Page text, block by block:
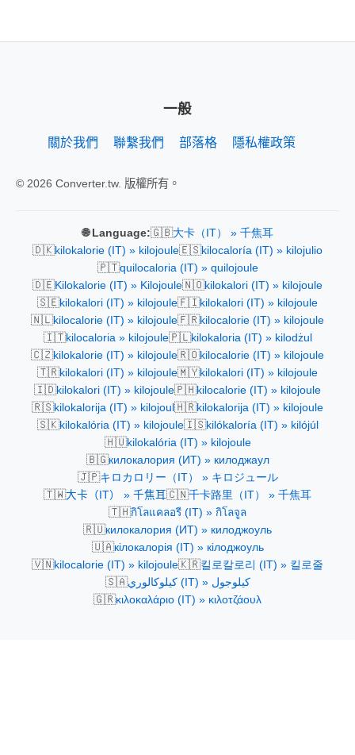
一般
關於我們 聯繫我們 部落格 隱私權政策
© 2026 Converter.tw. 版權所有。
🌐 Language:🇬🇧大卡（IT） » 千焦耳
🇩🇰kilokalorie (IT) » kilojoule🇪🇸kilocaloría (IT) » kilojulio
🇵🇹quilocaloria (IT) » quilojoule
🇩🇪Kilokalorie (IT) » Kilojoule🇳🇴kilokalori (IT) » kilojoule
🇸🇪kilokalori (IT) » kilojoule🇫🇮kilokalori (IT) » kilojoule
🇳🇱kilocalorie (IT) » kilojoule🇫🇷kilocalorie (IT) » kilojoule
🇮🇹kilocaloria » kilojoule🇵🇱kilokaloria (IT) » kilodżul
🇨🇿kilokalorie (IT) » kilojoule🇷🇴kilocalorie (IT) » kilojoule
🇹🇷kilokalori (IT) » kilojoule🇲🇾kilokalori (IT) » kilojoule
🇮🇩kilokalori (IT) » kilojoule🇵🇭kilocalorie (IT) » kilojoule
🇷🇸kilokalorija (IT) » kilojoul 🇭🇷kilokalorija (IT) » kilojoule
🇸🇰kilokalória (IT) » kilojoule🇮🇸kilókaloría (IT) » kilójúl
🇭🇺kilokalória (IT) » kilojoule
🇧🇬килокалория (ИТ) » килоджаул
🇯🇵キロカロリー（IT） » キロジュール
🇹🇼大卡（IT） » 千焦耳 🇨🇳千卡路里（IT） » 千焦耳
🇹🇭กิโลแคลอรี (IT) » กิโลจูล
🇷🇺килокалория (ИТ) » килоджоуль
🇺🇦кілокалорія (IT) » кілоджоуль
🇻🇳kilocalorie (IT) » kilojoule🇰🇷킬로칼로리 (IT) » 킬로줄
🇸🇦 كيلوكالوري (IT) » كيلوجول
🇬🇷κιλοκαλάριο (IT) » κιλοτζάουλ